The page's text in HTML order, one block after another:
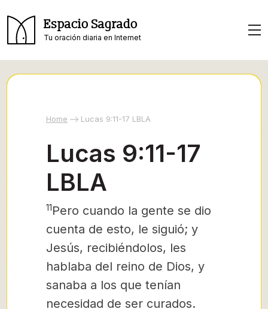
Espacio Sagrado
Tu oración diaria en Internet
Home Lucas 9:11-17 LBLA
Lucas 9:11-17
LBLA
11Pero cuando la gente se dio
cuenta de esto, le siguió; y
Jesús, recibiéndolos, les
hablaba del reino de Dios, y
sanaba a los que tenían
necesidad de ser curados.